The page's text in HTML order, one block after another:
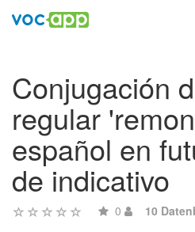
Conjugación
regular
español en
de indicativo
0 10